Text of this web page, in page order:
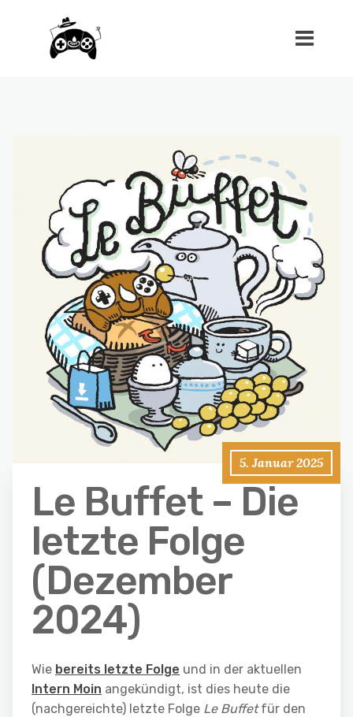
5. Januar 2025
Le Buffet – Die
letzte Folge
(Dezember
2024)
Wie bereits letzte Folge und in der aktuellen
Intern Moin angekündigt, ist dies heute die
(nachgereichte) letzte Folge Le Buffetfür den